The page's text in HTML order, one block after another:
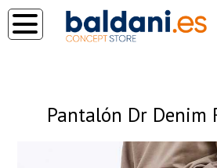
Pantalón Dr Denim